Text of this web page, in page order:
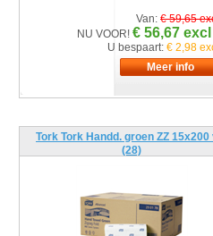
Van: € 59,65
NU VOOR! € 56,67
U bespaart: € 2,98
Tork Tork Handd. groen ZZ 15x200
(28)